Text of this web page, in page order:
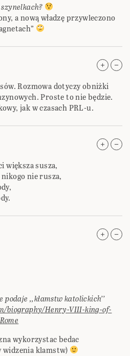
a nową władzę przywleczono
Rozmowa dotyczy obniżki
Proste to nie będzie.
jak w czasach PRL-u.
większa susza,
nie rusza,
,,kłamstw katolickich’’
biography/Henry-VIII-king-of-
wykorzystac bedac
widzenia klamstw)